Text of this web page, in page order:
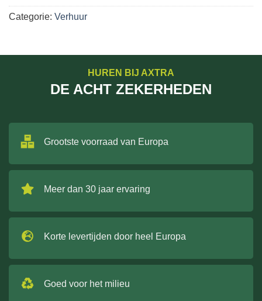
Categorie: Verhuur
HUREN BIJ AXTRA
DE ACHT ZEKERHEDEN
Grootste voorraad van Europa
Meer dan 30 jaar ervaring
Korte levertijden door heel Europa
Goed voor het milieu